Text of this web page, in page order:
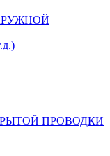
ПРОВОДКИ